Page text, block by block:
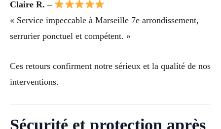
Claire R. –
« Service impeccable à Marseille 7e arrondissement,
serrurier ponctuel et compétent. »
Ces retours confirment notre sérieux et la qualité de nos
interventions.
Sécurité et protection après